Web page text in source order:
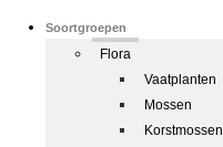
Soortgroepen
Flora
Vaatplanten
Mossen
Korstmossen